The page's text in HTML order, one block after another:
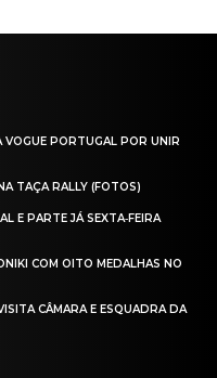
VOGUE PORTUGAL POR UNIR
TAÇA RALLY (FOTOS)
E PARTE JÁ SEXTA‑FEIRA
COM OITO MEDALHAS NO
CÂMARA E ESQUADRA DA